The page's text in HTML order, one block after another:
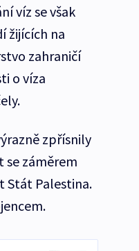
víz se však
žijících na
zahraničí
o víza
zpřísnily
se záměrem
Stát Palestina.